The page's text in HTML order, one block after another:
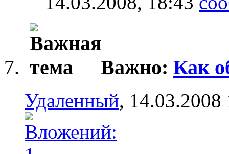
Важно: Как
Удаленный, 14.03.2008